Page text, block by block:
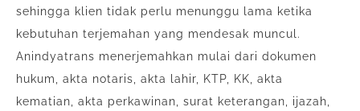
sehingga klien tidak perlu menunggu lama ketika
kebutuhan terjemahan yang mendesak muncul.
Anindyatrans menerjemahkan mulai dari dokumen
hukum, akta notaris, akta lahir, KTP, KK, akta
kematian, akta perkawinan, surat keterangan, ijazah,